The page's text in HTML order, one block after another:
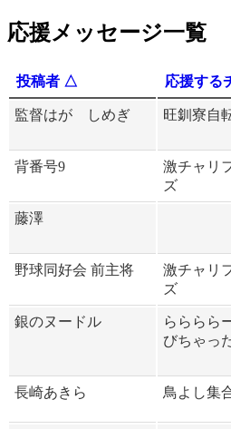
応援メッセージ一覧
投稿者 応援する
監督はが しめぎ 旺釧寮自
背番号9
激チャリ
ズ
藤澤
野球同好会 前主将
激チャリ
ズ
銀のヌードル
らららら
びちゃっ
長崎あきら 鳥よし集